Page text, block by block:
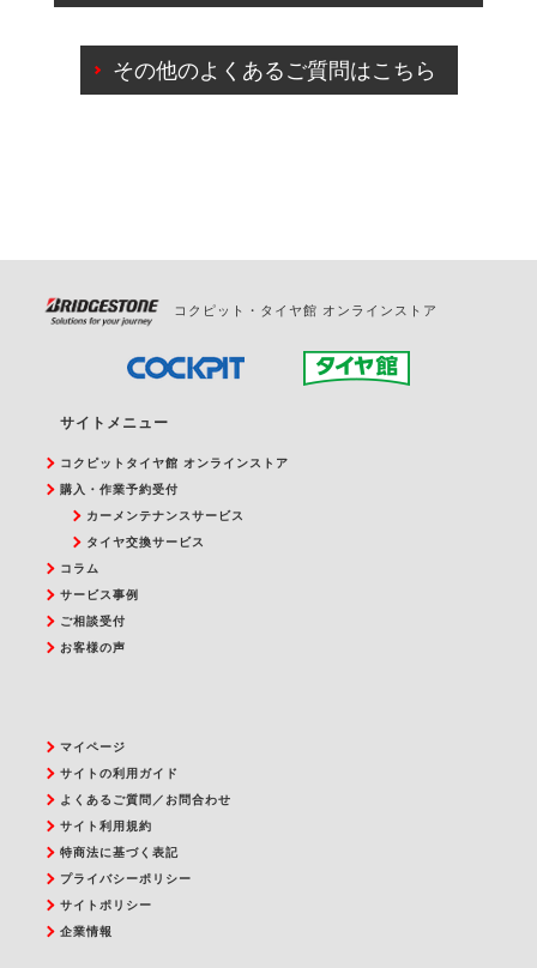
出来ないものもございます。
ご来店予約日の3営業日前を過ぎている場合のご予約
の日時変更につきましては、直接ご予約の店舗まで
その他のよくあるご質問はこちら
コクピット・タイヤ館 オンラインストア
サイトメニュー
コクピットタイヤ館 オンラインストア
購入・作業予約受付
カーメンテナンスサービス
タイヤ交換サービス
コラム
サービス事例
ご相談受付
お客様の声
マイページ
サイトの利用ガイド
よくあるご質問／お問合わせ
サイト利用規約
特商法に基づく表記
プライバシーポリシー
サイトポリシー
企業情報